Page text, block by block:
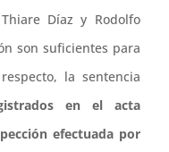
Díaz y Rodolfo
son suficientes para
la sentencia
en el acta
efectuada por